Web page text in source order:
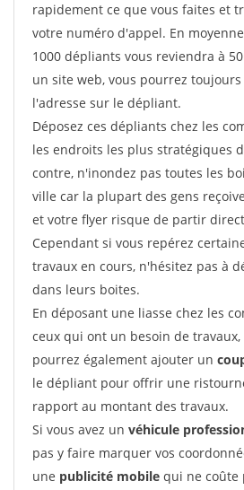
rapidement ce que vous faites et
votre numéro d'appel. En
1000 dépliants vous reviendra à
un site web, vous pourrez
l'adresse sur le dépliant.
Déposez ces dépliants chez les
les endroits les plus stratégiques
contre, n'inondez pas toutes les
ville car la plupart des gens
et votre flyer risque de partir
Cependant si vous repérez
travaux en cours, n'hésitez pas à
dans leurs boites.
En déposant une liasse chez les
ceux qui ont un besoin de travaux,
pourrez également ajouter un
le dépliant pour offrir une
rapport au montant des travaux.
Si vous avez un véhicule
pas y faire marquer vos
une publicité mobile qui ne coûte